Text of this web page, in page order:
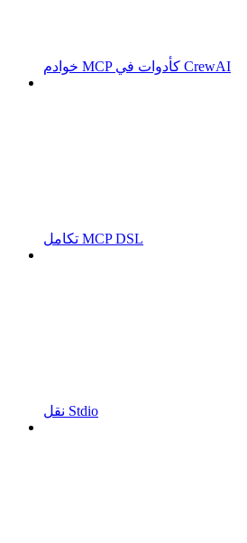
خوادم MCP كأدوات في CrewAI
تكامل MCP DSL
نقل Stdio